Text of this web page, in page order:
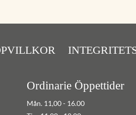
Ordinarie Öppettider
Mån. 11,00 - 16.00